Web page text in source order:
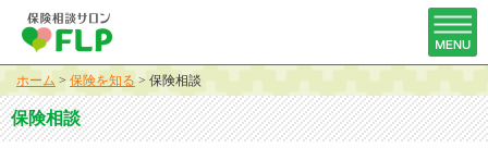
ホーム > 保険を知る > 保険相談
保険相談